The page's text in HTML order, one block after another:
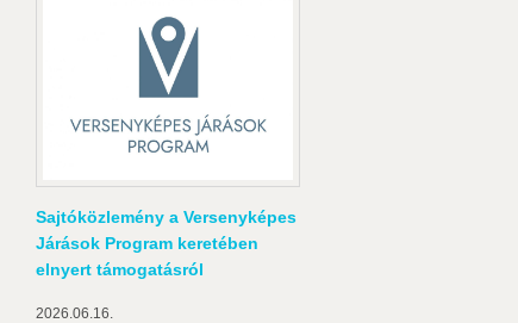
Sajtóközlemény a Versenyképes
Járások Program keretében
elnyert támogatásról
2026.06.16.